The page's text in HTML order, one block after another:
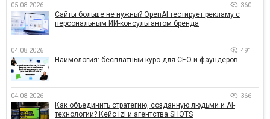
05.08.2026 360
Сайты больше не нужны? OpenAI тестирует рекламу с
персональным ИИ-консультантом бренда
04.08.2026 491
Наймология: бесплатный курс для CEO и фаундеров
04.08.2026 366
Как объединить стратегию, созданную людьми и AI-
технологии? Кейс izi и агентства SHOTS